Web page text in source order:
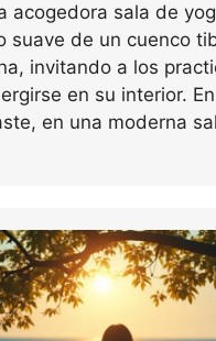
acogedora sala de
suave de un cuenco
invitando a los
en su interior. En
en una moderna